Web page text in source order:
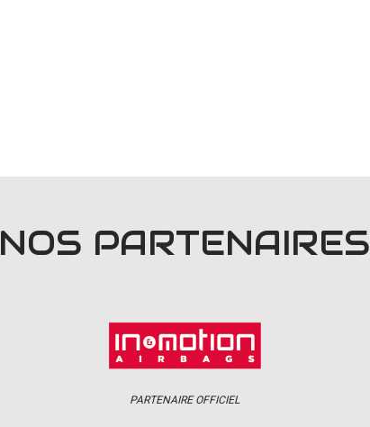
NOS PARTENAIRES
PARTENAIRE OFFICIEL